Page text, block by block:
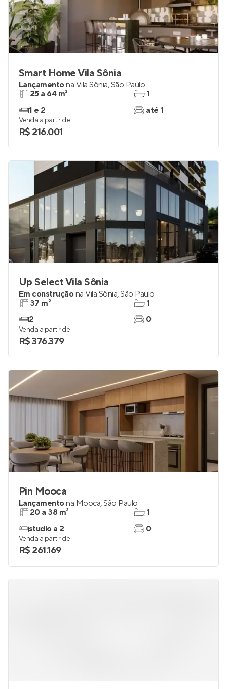
Smart Home Vila Sônia
Lançamentona Vila Sônia,São Paulo
25 a 64 m²
1 e 2
1
até 1
Venda a partir de
R$ 216.001
Up Select Vila Sônia
Em construçãona Vila Sônia,São Paulo
37 m²
2
1
0
Venda a partir de
R$ 376.379
Pin Mooca
Lançamentona Mooca,São Paulo
20 a 38 m²
studio a 2
1
0
Venda a partir de
R$ 261.169